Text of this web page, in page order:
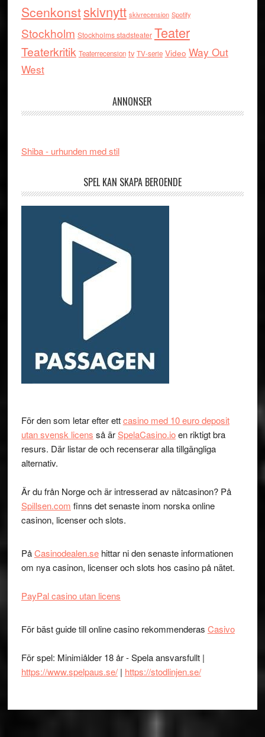
Scenkonstskivnytt skivrecension Spotify
Stockholm Stockholms stadsteater Teater
Teaterkritik Teaterrecension tv TV-serie Video Way Out
West
ANNONSER
Shiba - urhunden med stil
SPEL KAN SKAPA BEROENDE
För den som letar efter ettcasino med 10 euro deposit
utan svensk licens så ärSpelaCasino.ioen riktigt bra
resurs. Där listar de och recenserar alla tillgängliga
alternativ.
Är du från Norge och är intresserad av nätcasinon? På
Spillsen.com finns det senaste inom norska online
casinon, licenser och slots.
PåCasinodealen.sehittar ni den senaste informationen
om nya casinon, licenser och slots hos casino på nätet.
PayPal casino utan licens
För bäst guide till online casino rekommenderas Casivo
För spel: Minimiålder 18 år - Spela ansvarsfullt |
https://www.spelpaus.se/| https://stodlinjen.se/